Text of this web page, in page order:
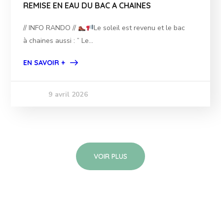
REMISE EN EAU DU BAC A CHAINES
// INFO RANDO //
Le soleil est revenu et le bac
à chaines aussi : ” Le...
EN SAVOIR +
9 avril 2026
VOIR PLUS